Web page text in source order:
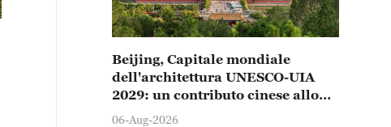
Beijing, Capitale mondiale
dell'architettura UNESCO-UIA
2029: un contributo cinese allo
sviluppo urbano sostenibile
06-Aug-2026